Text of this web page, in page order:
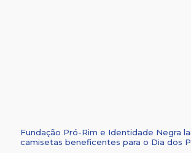
Fundação Pró-Rim e Identidade Negra
camisetas beneficentes para o Dia dos